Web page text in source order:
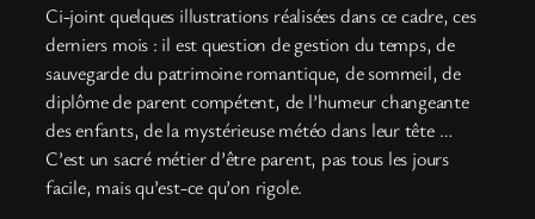
Ci-joint quelques illustrations réalisées dans ce cadre, ces
derniers mois : il est question de gestion du temps, de
sauvegarde du patrimoine romantique, de sommeil, de
diplôme de parent compétent, de l’humeur changeante
des enfants, de la mystérieuse météo dans leur tête …
C’est un sacré métier d’être parent, pas tous les jours
facile, mais qu’est-ce qu’on rigole.